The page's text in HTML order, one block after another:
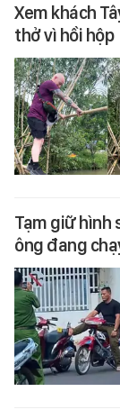
Xem khách
thở vì hồi hộp
Tạm giữ
ông đang